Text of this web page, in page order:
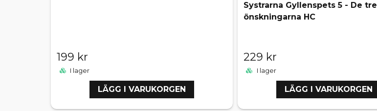
199 kr
I lager
LÄGG I VARUKORGEN
Systrarna Gyllenspets 5 - De tre
önskningarna HC
229 kr
I lager
LÄGG I VARUKORGEN